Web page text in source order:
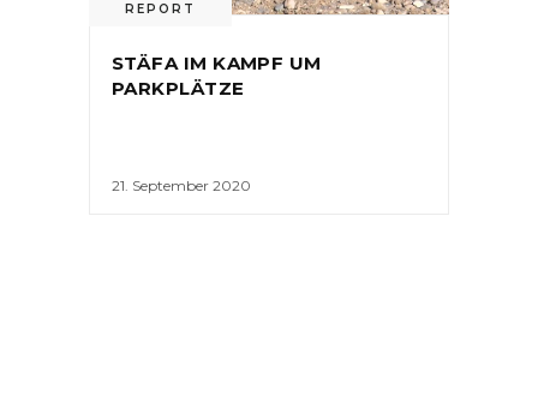
REPORT
STÄFA IM KAMPF UM
PARKPLÄTZE
21. September 2020